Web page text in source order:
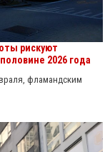
рискуют
2026 года
фламандским